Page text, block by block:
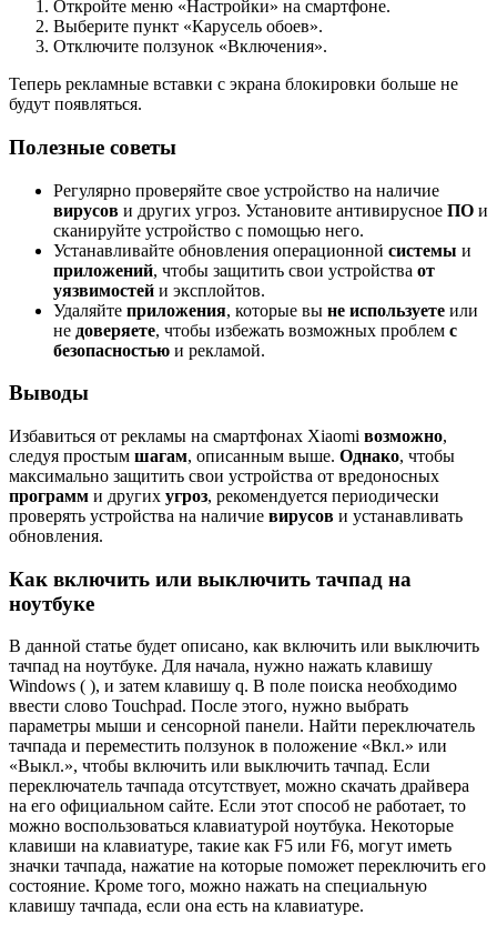
Откройте меню «Настройки» на смартфоне.
Выберите пункт «Карусель обоев».
Отключите ползунок «Включения».
Теперь рекламные вставки с экрана блокировки больше не
будут появляться.
Полезные советы
Регулярно проверяйте свое устройство на наличие
вирусов и других угроз. Установите антивирусное ПО и
сканируйте устройство с помощью него.
Устанавливайте обновления операционной системы и
приложений, чтобы защитить свои устройства от
уязвимостей и эксплойтов.
Удаляйте приложения, которые вы не используете или
не доверяете, чтобы избежать возможных проблем с
безопасностью и рекламой.
Выводы
Избавиться от рекламы на смартфонах Xiaomi возможно,
следуя простым шагам, описанным выше. Однако, чтобы
максимально защитить свои устройства от вредоносных
программ и других угроз, рекомендуется периодически
проверять устройства на наличие вирусов и устанавливать
обновления.
Как включить или выключить тачпад на
ноутбуке
В данной статье будет описано, как включить или выключить
тачпад на ноутбуке. Для начала, нужно нажать клавишу
Windows ( ), и затем клавишу q. В поле поиска необходимо
ввести слово Touchpad. После этого, нужно выбрать
параметры мыши и сенсорной панели. Найти переключатель
тачпада и переместить ползунок в положение «Вкл.» или
«Выкл.», чтобы включить или выключить тачпад. Если
переключатель тачпада отсутствует, можно скачать драйвера
на его официальном сайте. Если этот способ не работает, то
можно воспользоваться клавиатурой ноутбука. Некоторые
клавиши на клавиатуре, такие как F5 или F6, могут иметь
значки тачпада, нажатие на которые поможет переключить его
состояние. Кроме того, можно нажать на специальную
клавишу тачпада, если она есть на клавиатуре.